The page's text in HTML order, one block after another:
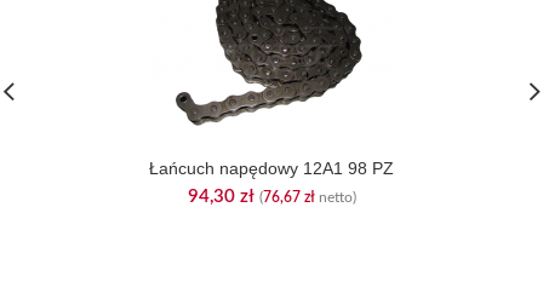
Łańcuch napędowy 12A1 98 PZ
94,30 zł (76,67 złnetto)